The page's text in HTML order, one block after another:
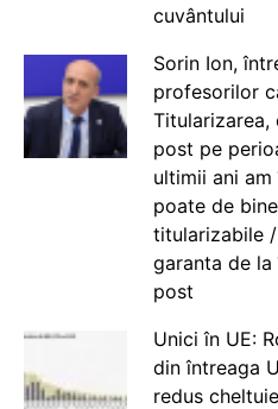
cuvântului
Sorin Ion,
profesorilor
Titularizarea,
post pe
ultimii ani
poate de
titularizabile
garanta de la
post
Unici în UE:
din întreaga
redus